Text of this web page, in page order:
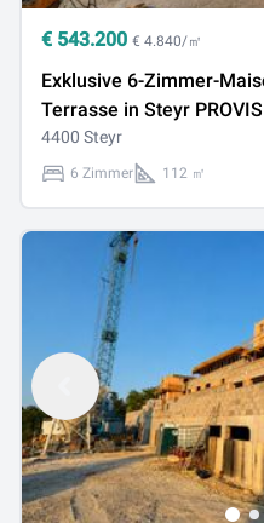
€ 543.200 € 4.840/㎡
Exklusive 6-Zimmer-
Terrasse in Steyr
4400 Steyr
6 Zimmer 112 ㎡